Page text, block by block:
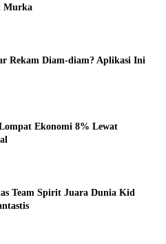
Murka
Rekam Diam-diam? Aplikasi Ini
Ekonomi 8% Lewat
Team Spirit Juara Dunia Kid